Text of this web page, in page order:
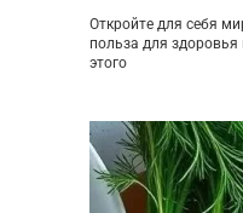
Откройте для себя
польза для здоровья
этого